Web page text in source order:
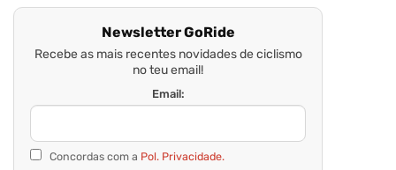
Newsletter GoRide
Recebe as mais recentes novidades de ciclismo
no teu email!
Email:
Concordas com a Pol. Privacidade.